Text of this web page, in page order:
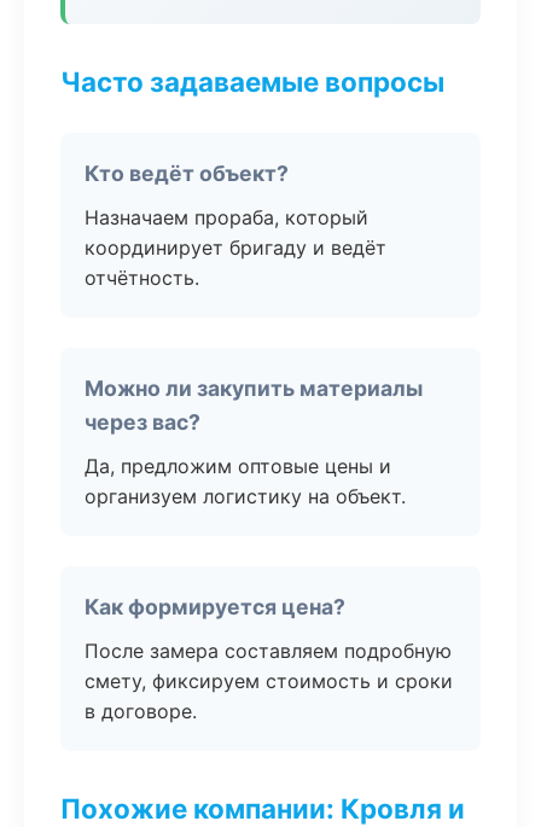
Часто задаваемые вопросы
Кто ведёт объект?
Назначаем прораба, который
координирует бригаду и ведёт
отчётность.
Можно ли закупить материалы
через вас?
Да, предложим оптовые цены и
организуем логистику на объект.
Как формируется цена?
После замера составляем подробную
смету, фиксируем стоимость и сроки
в договоре.
Похожие компании: Кровля и